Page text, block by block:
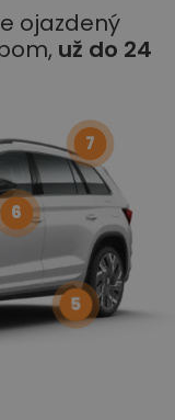
ojazdený
už do 24
5
6
7